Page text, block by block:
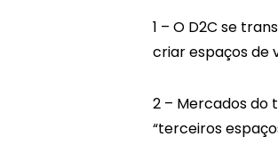
1 – O D2C se
criar espaços de
2 – Mercados do
“terceiros